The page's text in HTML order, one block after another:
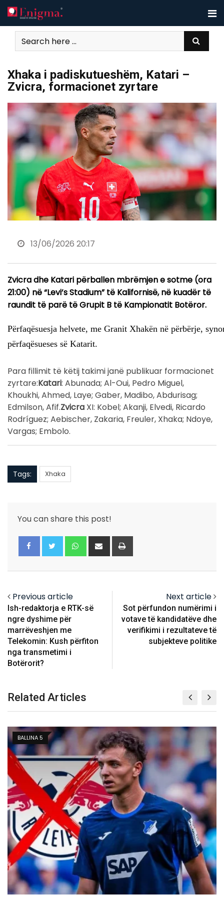
Skip
to
content
Xhaka i padiskutueshëm, Katari –
Zvicra, formacionet zyrtare
13/06/2026 20:17
Zvicra dhe Katari përballen mbrëmjen e sotme (ora
21:00) në “Levi’s Stadium” të Kalifornisë, në kuadër të
raundit të parë të Grupit B të Kampionatit Botëror.
Përfaqësuesja helvete, me Granit Xhakën në përbërje,
përfaqësueses së Katarit.
Para fillimit të këtij takimi janë publikuar formacionet
zyrtare:Katari: Abunada; Al-Oui, Pedro Miguel,
Khoukhi, Ahmed, Laye; Gaber, Madibo, Abdurisag;
Edmilson, Afif.Zvicra XI: Kobel; Akanji, Elvedi, Ricardo
Rodríguez; Aebischer, Zakaria, Freuler, Xhaka; Ndoye,
Vargas; Embolo.
Tags: Xhaka
You can share this post!
Whatsapp
Share
via
Previous article
Ish-redaktorja e RTK-së
ngre dyshime për
marrëveshjen me
Telekomin: Kush përfiton
nga transmetimi i
Botërorit?
Next article
Sot përfundon numërimi i
votave të kandidatëve dhe
verifikimi i rezultateve të
subjekteve politike
Related Articles
BALLINA 5